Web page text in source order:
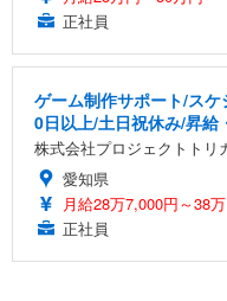
正社員
ゲーム制作サポート/ス
0日以上/土日祝休み/昇給
株式会社プロジェクトトリ
愛知県
月給28万7,000円～38
正社員